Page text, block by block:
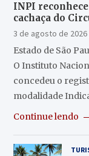
INPI
cachaça do
3 de agosto de 2026
Estado de São
O Instituto
concedeu o
modalidade
Continue lendo